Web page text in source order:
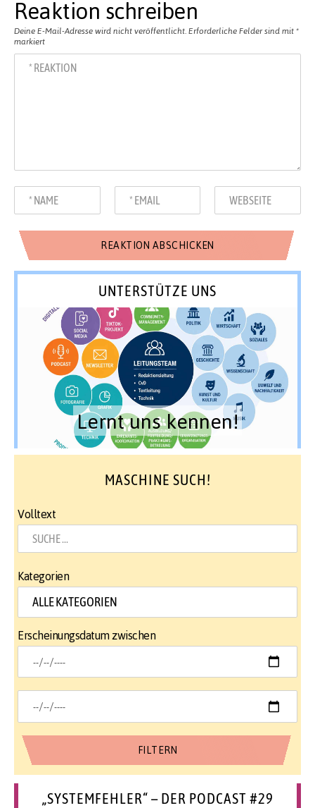
Reaktion schreiben
Deine E-Mail-Adresse wird nicht veröffentlicht. Erforderliche Felder sind mit *
markiert
UNTERSTÜTZE UNS
Lernt uns kennen!
MASCHINE SUCH!
Volltext
Kategorien
Erscheinungsdatum zwischen
„SYSTEMFEHLER“ – DER PODCAST #29